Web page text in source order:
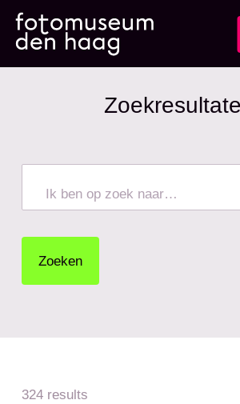
Ik ben op zoek naar…
Zoeken
324 results